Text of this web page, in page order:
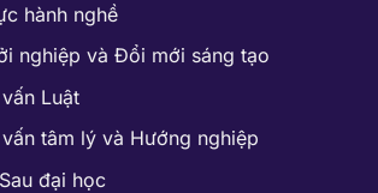
hành nghề
nghiệp và Đổi mới sáng tạo
Luật
tâm lý và Hướng nghiệp
đại học